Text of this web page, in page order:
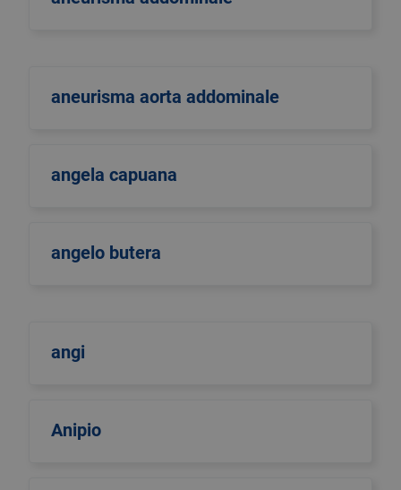
aneurisma aorta addominale
angela capuana
angelo butera
angi
Anipio